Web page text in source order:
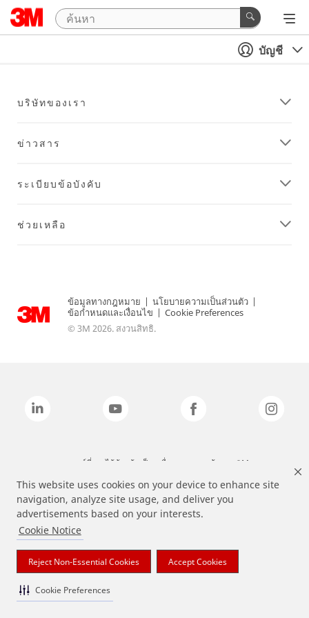
This website uses cookies on your device to enhance site
navigation, analyze site usage, and deliver you
advertisements based on your interests.
Cookie Notice
Reject Non-Essential Cookies Accept Cookies
Cookie Preferences
บัญชี
บริษัทของเรา
ข่าวสาร
ระเบียบข้อบังคับ
ช่วยเหลือ
ข้อมูลทางกฎหมาย | นโยบายความเป็นส่วนตัว |
ข้อกำหนดและเงื่อนไข | Cookie Preferences
© 3M 2026. สงวนสิทธิ.
แบรนด์ที่ระบุไว้ข้างต้นเป็นเครื่องหมายการค้าของ 3M